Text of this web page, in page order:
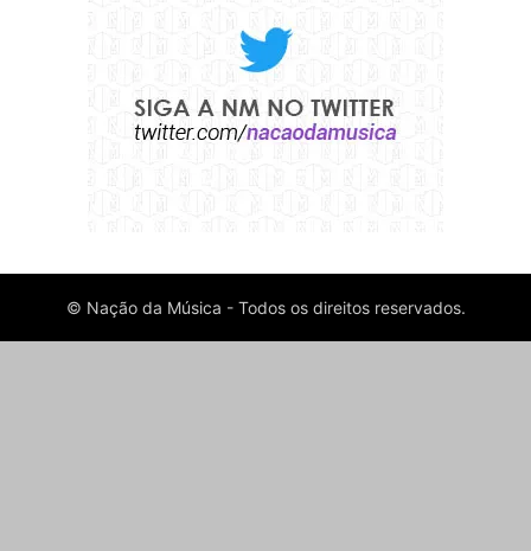
© Nação da Música - Todos os direitos reservados.